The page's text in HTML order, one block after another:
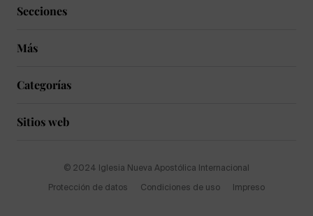
Secciones
Más
Categorías
Sitios web
© 2024 Iglesia Nueva Apostólica Internacional
Protección de datos Condiciones de uso Impreso